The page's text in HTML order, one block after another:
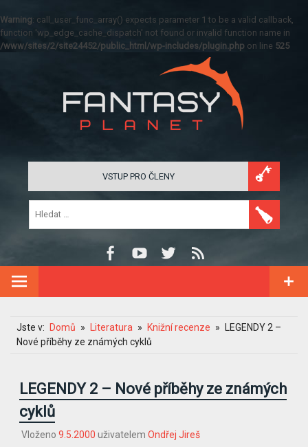
Warning: call_user_func_array() expects parameter 1 to be a valid callback,
function 'wp_edge_cache_dispatch' not found or invalid function name in
/www/sites/2/site24452/public_html/wp-includes/plugin.php on line 525
VSTUP PRO ČLENY
Jste v: Domů Literatura Knižní recenze
LEGENDY 2 –
Nové příběhy ze známých cyklů
LEGENDY 2 – Nové příběhy ze známých
cyklů
Vloženo 9.5.2000 uživatelem Ondřej Jireš